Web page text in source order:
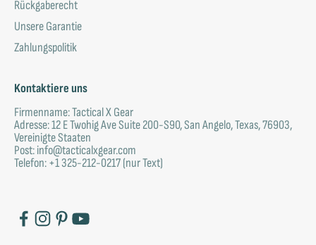
Rückgaberecht
Unsere Garantie
Zahlungspolitik
Kontaktiere uns
Firmenname: Tactical X Gear
Adresse: 12 E Twohig Ave Suite 200-S90, San Angelo, Texas, 76903,
Vereinigte Staaten
Post: info@tacticalxgear.com
Telefon: +1 325-212-0217 (nur Text)